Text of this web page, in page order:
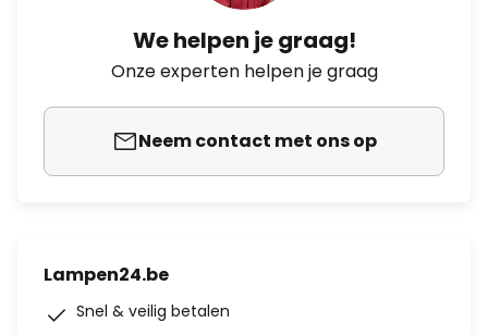
We helpen je graag!
Onze experten helpen je graag
Neem contact met ons op
Lampen24.be
Snel & veilig betalen